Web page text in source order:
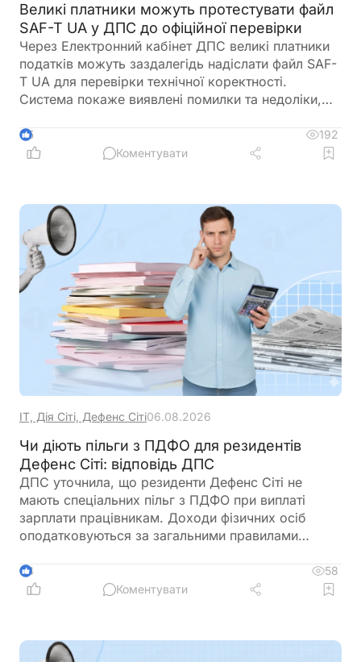
Великі платники можуть протестувати файл
SAF-T UA у ДПС до офіційної перевірки
Через Електронний кабінет ДПС великі платники
податків можуть заздалегідь надіслати файл SAF-
T UA для перевірки технічної коректності.
Система покаже виявлені помилки та недоліки,
під час документальної перевірки, зменшуючи
ризик додаткових запитів і підвищуючи якість
5
192
Коментувати
ІТ, Дія Сіті, Дефенс Сіті06.08.2026
Чи діють пільги з ПДФО для резидентів
Дефенс Сіті: відповідь ДПС
ДПС уточнила, що резиденти Дефенс Сіті не
мають спеціальних пільг з ПДФО при виплаті
зарплати працівникам. Доходи фізичних осіб
оподатковуються за загальними правилами
резидентів діють окремі податкові преференції за
іншими податками
4
58
Коментувати